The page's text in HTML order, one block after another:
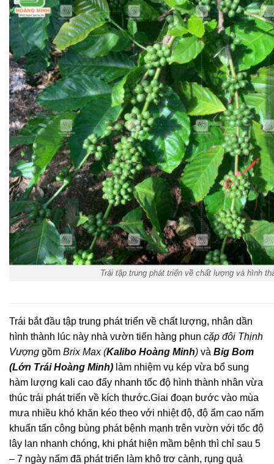
Trái tập trung phát triển về chất lượng và hình
Trái bắt đầu tập trung phát triển về chất lượng, nhân dần
hình thành lúc này nhà vườn tiến hàng phun cặp đôi Thịnh
Vượng gồm Brix Max (Kalibo Hoàng Minh) và Big Bom
(Lớn Trái Hoàng Minh) làm nhiệm vụ kép vừa bổ sung
hàm lượng kali cao đẩy nhanh tốc độ hình thành nhân vừa
thúc trái phát triển về kích thước.Giai đoạn bước vào mùa
mưa nhiều khó khăn kéo theo với nhiệt độ, độ ẩm cao nấm
khuẩn tấn công bùng phát bệnh mạnh trên vườn với tốc độ
lây lan nhanh chóng, khi phát hiện mầm bệnh thì chỉ sau 5
– 7 ngày nấm đã phát triển làm khô trơ cành, rụng quả